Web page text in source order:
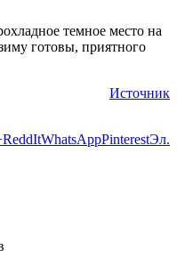
темное место на
готовы, приятного
Источник
ReddItWhatsAppPinterestЭл.